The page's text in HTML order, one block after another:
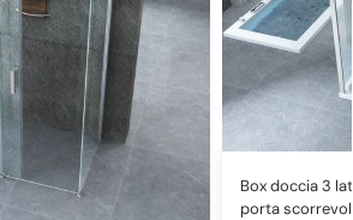
Box doccia 3
porta